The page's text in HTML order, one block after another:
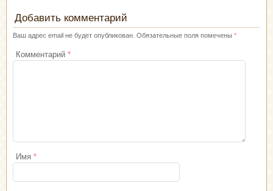
Добавить комментарий
Ваш адрес email не будет опубликован. Обязательные поля помечены *
Комментарий *
Имя *